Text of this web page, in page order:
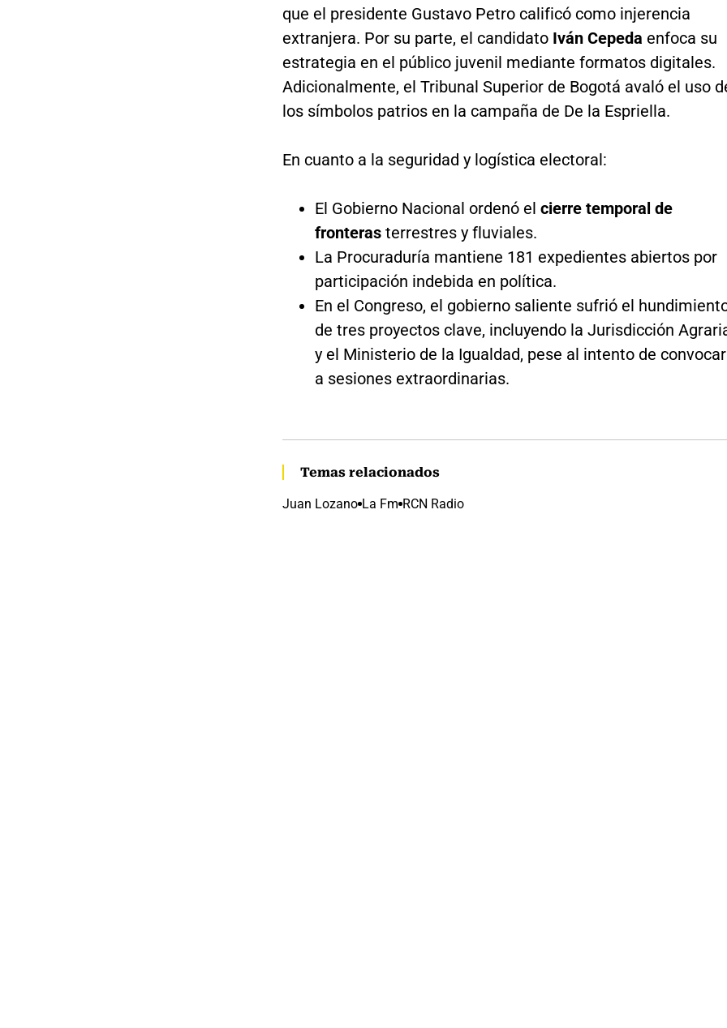
que el presidente Gustavo Petro calificó como injerencia
extranjera. Por su parte, el candidato Iván Cepeda enfoca su
estrategia en el público juvenil mediante formatos digitales.
Adicionalmente, el Tribunal Superior de Bogotá avaló el uso
los símbolos patrios en la campaña de De la Espriella.
En cuanto a la seguridad y logística electoral:
El Gobierno Nacional ordenó el cierre temporal de
fronterasterrestres y fluviales.
La Procuraduría mantiene 181 expedientes abiertos por
participación indebida en política.
En el Congreso, el gobierno saliente sufrió el
de tres proyectos clave, incluyendo la Jurisdicción
y el Ministerio de la Igualdad, pese al intento de convocar
a sesiones extraordinarias.
Temas relacionados
Juan Lozano La Fm RCN Radio